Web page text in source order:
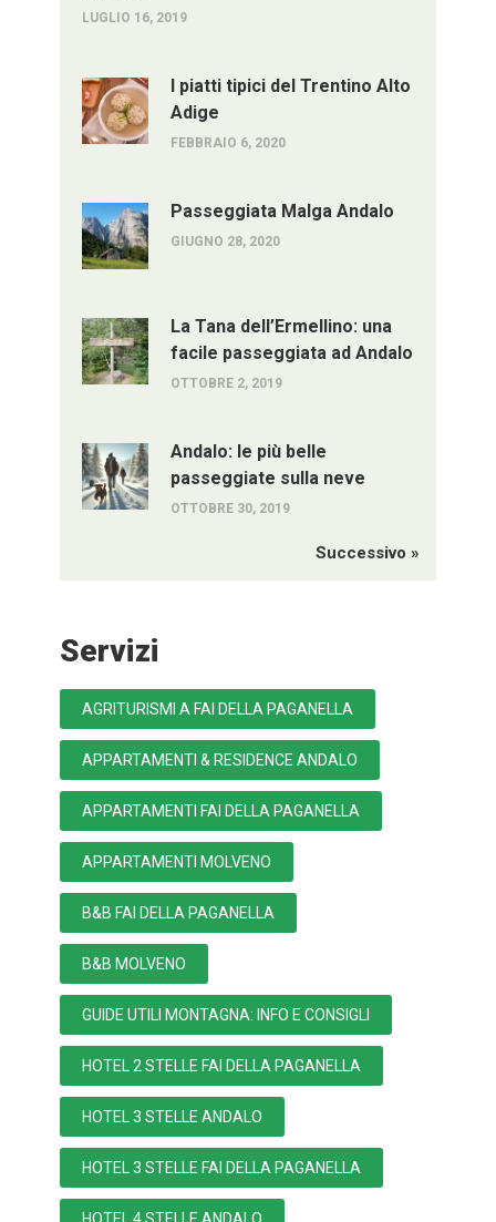
LUGLIO 16, 2019
I piatti tipici del Trentino Alto
Adige
FEBBRAIO 6, 2020
Passeggiata Malga Andalo
GIUGNO 28, 2020
La Tana dell’Ermellino: una
facile passeggiata ad Andalo
OTTOBRE 2, 2019
Andalo: le più belle
passeggiate sulla neve
OTTOBRE 30, 2019
Successivo »
Servizi
AGRITURISMI A FAI DELLA PAGANELLA
APPARTAMENTI & RESIDENCE ANDALO
APPARTAMENTI FAI DELLA PAGANELLA
APPARTAMENTI MOLVENO
B&B FAI DELLA PAGANELLA
B&B MOLVENO
GUIDE UTILI MONTAGNA: INFO E CONSIGLI
HOTEL 2 STELLE FAI DELLA PAGANELLA
HOTEL 3 STELLE ANDALO
HOTEL 3 STELLE FAI DELLA PAGANELLA